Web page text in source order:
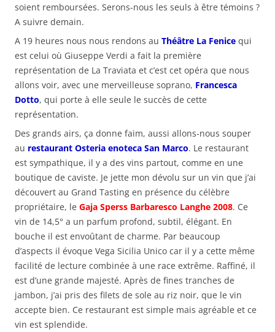
soient remboursées. Serons-nous les seuls à être témoins ?
A suivre demain.
A 19 heures nous nous rendons au Théâtre La Fenice qui
est celui où Giuseppe Verdi a fait la première
représentation de La Traviata et c’est cet opéra que nous
allons voir, avec une merveilleuse soprano, Francesca
Dotto, qui porte à elle seule le succès de cette
représentation.
Des grands airs, ça donne faim, aussi allons-nous souper
au restaurant Osteria enoteca San Marco. Le restaurant
est sympathique, il y a des vins partout, comme en une
boutique de caviste. Je jette mon dévolu sur un vin que j’ai
découvert au Grand Tasting en présence du célèbre
propriétaire, le Gaja Sperss Barbaresco Langhe 2008. Ce
vin de 14,5° a un parfum profond, subtil, élégant. En
bouche il est envoûtant de charme. Par beaucoup
d’aspects il évoque Vega Sicilia Unico car il y a cette même
facilité de lecture combinée à une race extrême. Raffiné, il
est d’une grande majesté. Après de fines tranches de
jambon, j’ai pris des filets de sole au riz noir, que le vin
accepte bien. Ce restaurant est simple mais agréable et ce
vin est splendide.